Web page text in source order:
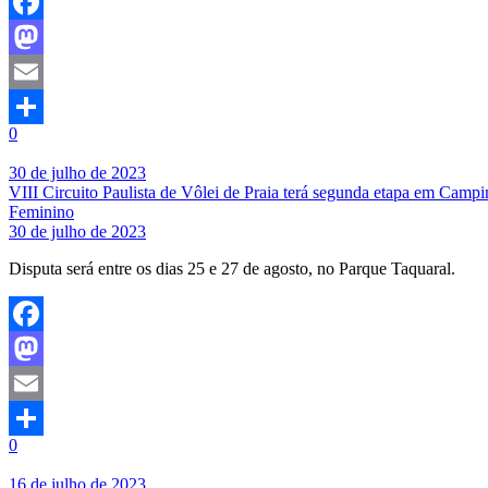
Facebook
Mastodon
Email
Share
0
30 de julho de 2023
VIII Circuito Paulista de Vôlei de Praia terá segunda etapa em
Feminino
30 de julho de 2023
Disputa será entre os dias 25 e 27 de agosto, no Parque Taquaral.
Facebook
Mastodon
Email
Share
0
16 de julho de 2023